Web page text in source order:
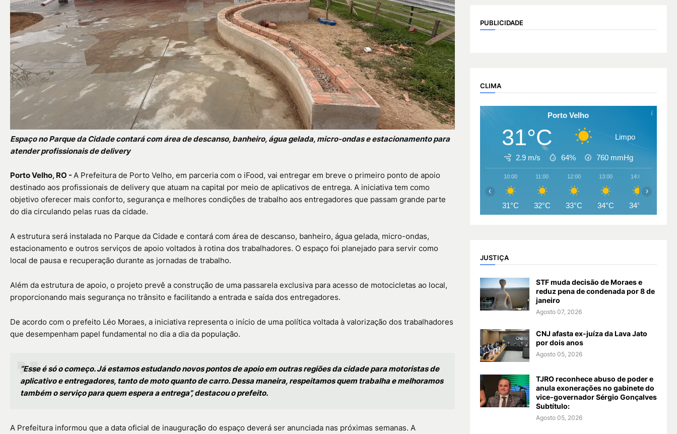
Espaço no Parque da Cidade contará com área de descanso, banheiro, água gelada, micro-ondas e estacionamento para
atender profissionais de delivery
Porto Velho, RO - A Prefeitura de Porto Velho, em parceria com o iFood, vai entregar em breve o primeiro ponto de apoio
destinado aos profissionais de delivery que atuam na capital por meio de aplicativos de entrega. A iniciativa tem como
objetivo oferecer mais conforto, segurança e melhores condições de trabalho aos entregadores que passam grande parte
do dia circulando pelas ruas da cidade.
A estrutura será instalada no Parque da Cidade e contará com área de descanso, banheiro, água gelada, micro-ondas,
estacionamento e outros serviços de apoio voltados à rotina dos trabalhadores. O espaço foi planejado para servir como
local de pausa e recuperação durante as jornadas de trabalho.
Além da estrutura de apoio, o projeto prevê a construção de uma passarela exclusiva para acesso de motocicletas ao local,
proporcionando mais segurança no trânsito e facilitando a entrada e saída dos entregadores.
De acordo com o prefeito Léo Moraes, a iniciativa representa o início de uma política voltada à valorização dos trabalhadores
que desempenham papel fundamental no dia a dia da população.
“Esse é só o começo. Já estamos estudando novos pontos de apoio em outras regiões da cidade para motoristas de
aplicativo e entregadores, tanto de moto quanto de carro. Dessa maneira, respeitamos quem trabalha e melhoramos
também o serviço para quem espera a entrega”, destacou o prefeito.
A Prefeitura informou que a data oficial de inauguração do espaço deverá ser anunciada nas próximas semanas. A
PUBLICIDADE
CLIMA
Porto Velho
31°C Limpo
2.9 m/s 64% 760 mmHg
10:00
31°C
11:00
32°C
12:00
33°C
13:00
34°C
14:00
34°C
‹ ›
JUSTIÇA
STF muda decisão de Moraes e
reduz pena de condenada por 8 de
janeiro
Agosto 07, 2026
CNJ afasta ex-juíza da Lava Jato
por dois anos
Agosto 05, 2026
TJRO reconhece abuso de poder e
anula exonerações no gabinete do
vice-governador Sérgio Gonçalves
Subtítulo:
Agosto 05, 2026